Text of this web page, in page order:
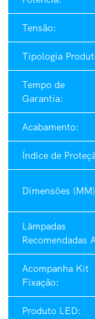
Tensão:
Tipologia
Tempo de
Garantia:
Acabamento:
Índice de
Dimensões
Lâmpadas
Recomendadas
Acompanha Kit
Fixação:
Produto LED: